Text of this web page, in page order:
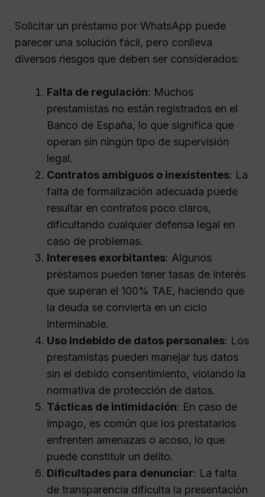
Solicitar un préstamo por WhatsApp puede
parecer una solución fácil, pero conlleva
diversos riesgos que deben ser considerados:
Falta de regulación: Muchos
prestamistas no están registrados en el
Banco de España, lo que significa que
operan sin ningún tipo de supervisión
legal.
Contratos ambiguos o inexistentes: La
falta de formalización adecuada puede
resultar en contratos poco claros,
dificultando cualquier defensa legal en
caso de problemas.
Intereses exorbitantes: Algunos
préstamos pueden tener tasas de interés
que superan el 100% TAE, haciendo que
la deuda se convierta en un ciclo
interminable.
Uso indebido de datos personales: Los
prestamistas pueden manejar tus datos
sin el debido consentimiento, violando la
normativa de protección de datos.
Tácticas de intimidación: En caso de
impago, es común que los prestatarios
enfrenten amenazas o acoso, lo que
puede constituir un delito.
Dificultades para denunciar: La falta
de transparencia dificulta la presentación